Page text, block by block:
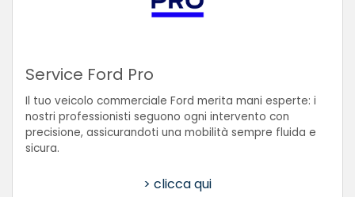
Service Ford Pro
Il tuo veicolo commerciale Ford merita mani esperte: i
nostri professionisti seguono ogni intervento con
precisione, assicurandoti una mobilità sempre fluida e
sicura.
> clicca qui